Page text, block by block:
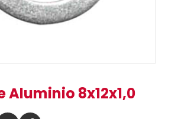
Aluminio 8x12x1,0